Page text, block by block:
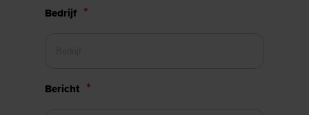
Bedrijf
Bericht